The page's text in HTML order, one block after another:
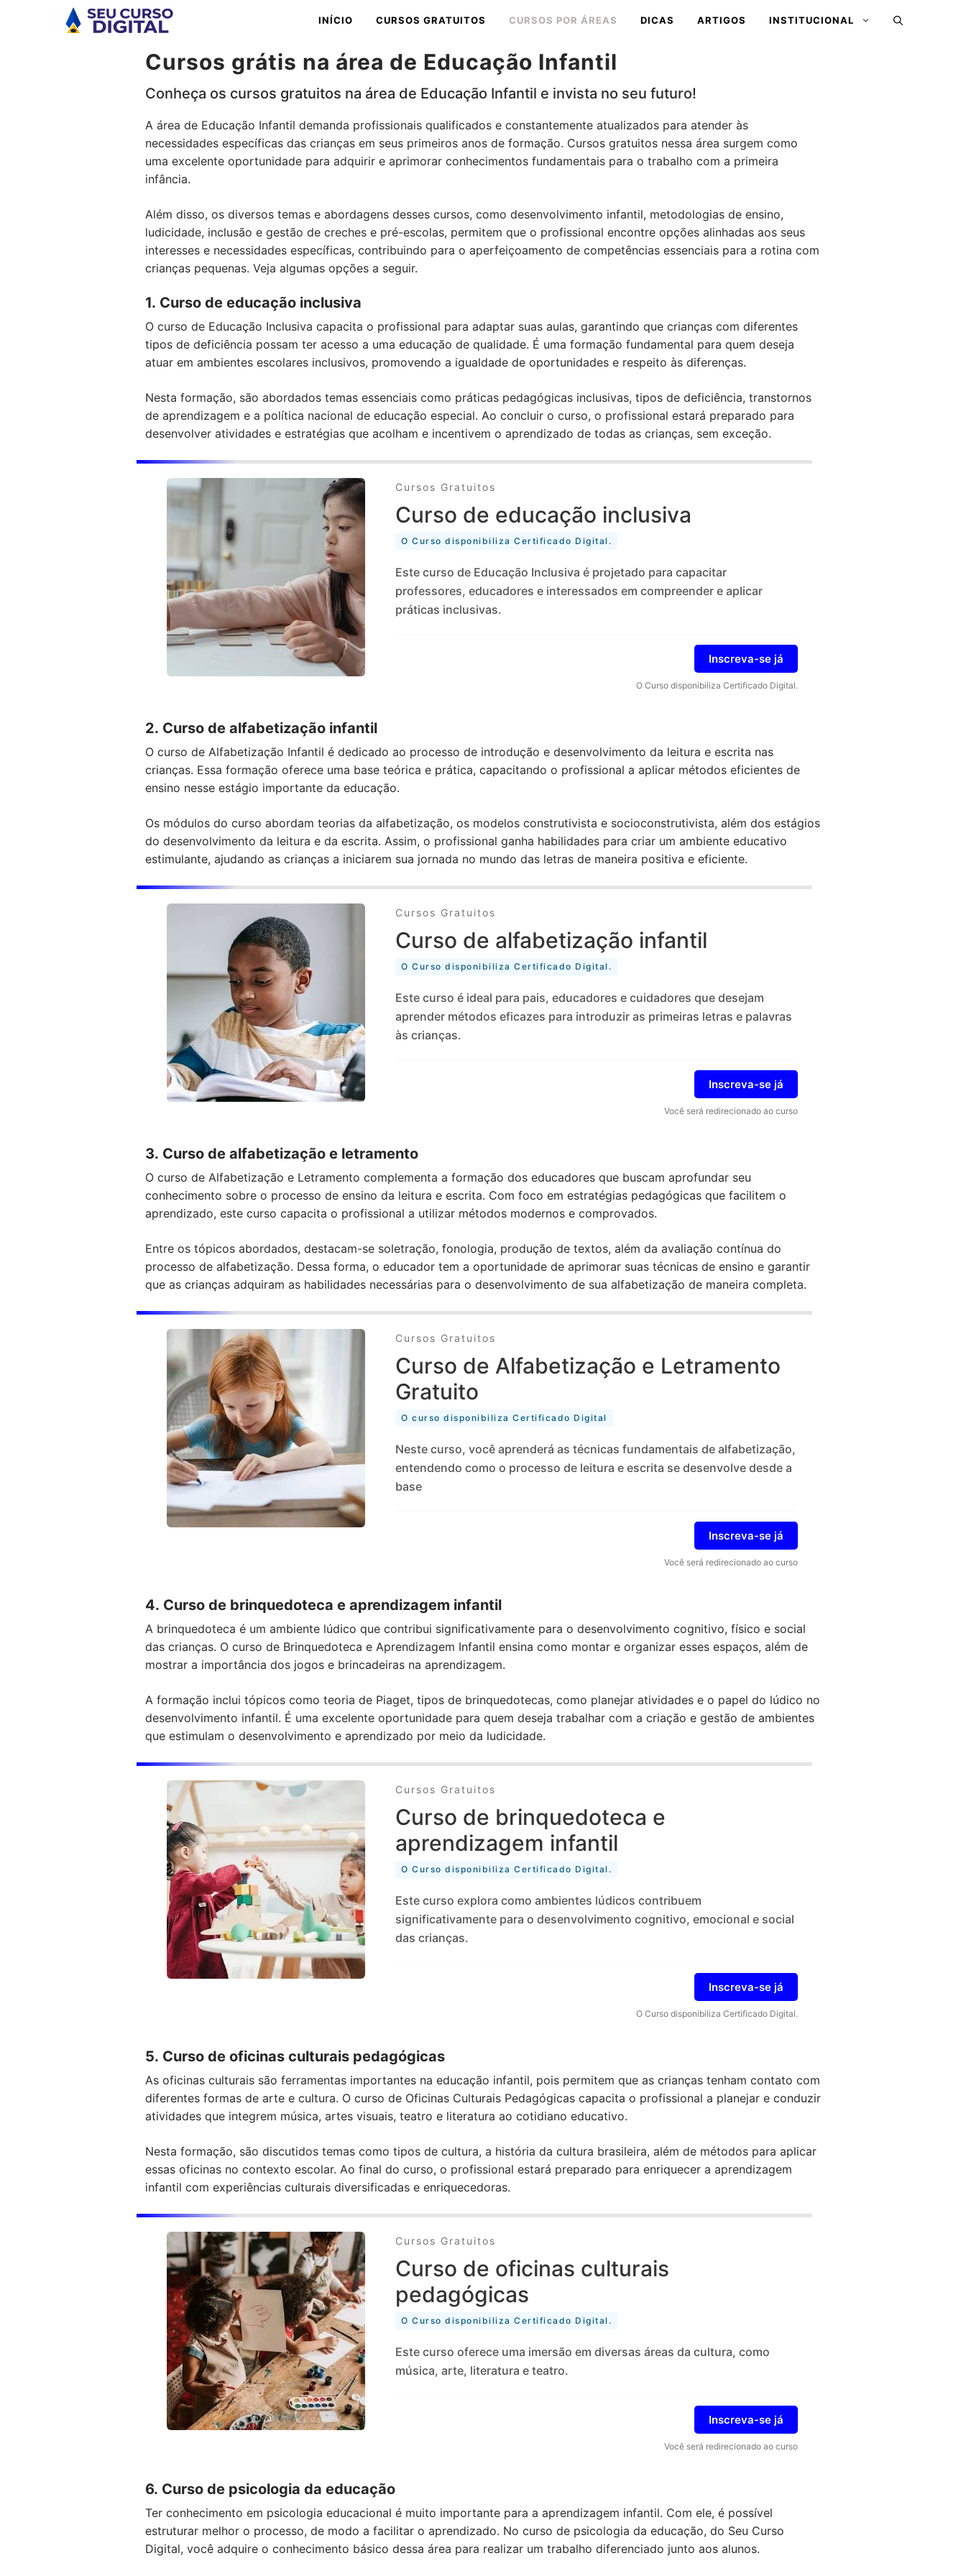
INÍCIO CURSOS GRATUITOS CURSOS POR ÁREAS DICAS ARTIGOS INSTITUCIONAL
Cursos grátis na área de Educação Infantil
Conheça os cursos gratuitos na área de Educação Infantil e invista no seu futuro!
A área de Educação Infantil demanda profissionais qualificados e constantemente atualizados para atender às
necessidades específicas das crianças em seus primeiros anos de formação. Cursos gratuitos nessa área surgem como
uma excelente oportunidade para adquirir e aprimorar conhecimentos fundamentais para o trabalho com a primeira
infância.
Além disso, os diversos temas e abordagens desses cursos, como desenvolvimento infantil, metodologias de ensino,
ludicidade, inclusão e gestão de creches e pré-escolas, permitem que o profissional encontre opções alinhadas aos seus
interesses e necessidades específicas, contribuindo para o aperfeiçoamento de competências essenciais para a rotina com
crianças pequenas. Veja algumas opções a seguir.
1. Curso de educação inclusiva
O curso de Educação Inclusiva capacita o profissional para adaptar suas aulas, garantindo que crianças com diferentes
tipos de deficiência possam ter acesso a uma educação de qualidade. É uma formação fundamental para quem deseja
atuar em ambientes escolares inclusivos, promovendo a igualdade de oportunidades e respeito às diferenças.
Nesta formação, são abordados temas essenciais como práticas pedagógicas inclusivas, tipos de deficiência, transtornos
de aprendizagem e a política nacional de educação especial. Ao concluir o curso, o profissional estará preparado para
desenvolver atividades e estratégias que acolham e incentivem o aprendizado de todas as crianças, sem exceção.
Cursos Gratuitos
Curso de educação inclusiva
O Curso disponibiliza Certificado Digital.
Este curso de Educação Inclusiva é projetado para capacitar
professores, educadores e interessados em compreender e aplicar
práticas inclusivas.
Inscreva-se já
O Curso disponibiliza Certificado Digital.
2. Curso de alfabetização infantil
O curso de Alfabetização Infantil é dedicado ao processo de introdução e desenvolvimento da leitura e escrita nas
crianças. Essa formação oferece uma base teórica e prática, capacitando o profissional a aplicar métodos eficientes de
ensino nesse estágio importante da educação.
Os módulos do curso abordam teorias da alfabetização, os modelos construtivista e socioconstrutivista, além dos estágios
do desenvolvimento da leitura e da escrita. Assim, o profissional ganha habilidades para criar um ambiente educativo
estimulante, ajudando as crianças a iniciarem sua jornada no mundo das letras de maneira positiva e eficiente.
Cursos Gratuitos
Curso de alfabetização infantil
O Curso disponibiliza Certificado Digital.
Este curso é ideal para pais, educadores e cuidadores que desejam
aprender métodos eficazes para introduzir as primeiras letras e palavras
às crianças.
Inscreva-se já
Você será redirecionado ao curso
3. Curso de alfabetização e letramento
O curso de Alfabetização e Letramento complementa a formação dos educadores que buscam aprofundar seu
conhecimento sobre o processo de ensino da leitura e escrita. Com foco em estratégias pedagógicas que facilitem o
aprendizado, este curso capacita o profissional a utilizar métodos modernos e comprovados.
Entre os tópicos abordados, destacam-se soletração, fonologia, produção de textos, além da avaliação contínua do
processo de alfabetização. Dessa forma, o educador tem a oportunidade de aprimorar suas técnicas de ensino e garantir
que as crianças adquiram as habilidades necessárias para o desenvolvimento de sua alfabetização de maneira completa.
Cursos Gratuitos
Curso de Alfabetização e Letramento
Gratuito
O curso disponibiliza Certificado Digital
Neste curso, você aprenderá as técnicas fundamentais de alfabetização,
entendendo como o processo de leitura e escrita se desenvolve desde a
base
Inscreva-se já
Você será redirecionado ao curso
4. Curso de brinquedoteca e aprendizagem infantil
A brinquedoteca é um ambiente lúdico que contribui significativamente para o desenvolvimento cognitivo, físico e social
das crianças. O curso de Brinquedoteca e Aprendizagem Infantil ensina como montar e organizar esses espaços, além de
mostrar a importância dos jogos e brincadeiras na aprendizagem.
A formação inclui tópicos como teoria de Piaget, tipos de brinquedotecas, como planejar atividades e o papel do lúdico no
desenvolvimento infantil. É uma excelente oportunidade para quem deseja trabalhar com a criação e gestão de ambientes
que estimulam o desenvolvimento e aprendizado por meio da ludicidade.
Cursos Gratuitos
Curso de brinquedoteca e
aprendizagem infantil
O Curso disponibiliza Certificado Digital.
Este curso explora como ambientes lúdicos contribuem
significativamente para o desenvolvimento cognitivo, emocional e social
das crianças.
Inscreva-se já
O Curso disponibiliza Certificado Digital.
5. Curso de oficinas culturais pedagógicas
As oficinas culturais são ferramentas importantes na educação infantil, pois permitem que as crianças tenham contato com
diferentes formas de arte e cultura. O curso de Oficinas Culturais Pedagógicas capacita o profissional a planejar e conduzir
atividades que integrem música, artes visuais, teatro e literatura ao cotidiano educativo.
Nesta formação, são discutidos temas como tipos de cultura, a história da cultura brasileira, além de métodos para aplicar
essas oficinas no contexto escolar. Ao final do curso, o profissional estará preparado para enriquecer a aprendizagem
infantil com experiências culturais diversificadas e enriquecedoras.
Cursos Gratuitos
Curso de oficinas culturais
pedagógicas
O Curso disponibiliza Certificado Digital.
Este curso oferece uma imersão em diversas áreas da cultura, como
música, arte, literatura e teatro.
Inscreva-se já
Você será redirecionado ao curso
6. Curso de psicologia da educação
Ter conhecimento em psicologia educacional é muito importante para a aprendizagem infantil. Com ele, é possível
estruturar melhor o processo, de modo a facilitar o aprendizado. No curso de psicologia da educação, do Seu Curso
Digital, você adquire o conhecimento básico dessa área para realizar um trabalho diferenciado junto aos alunos.